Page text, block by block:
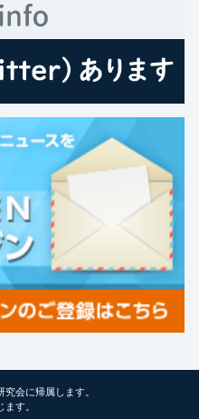
会に帰属します。
す。